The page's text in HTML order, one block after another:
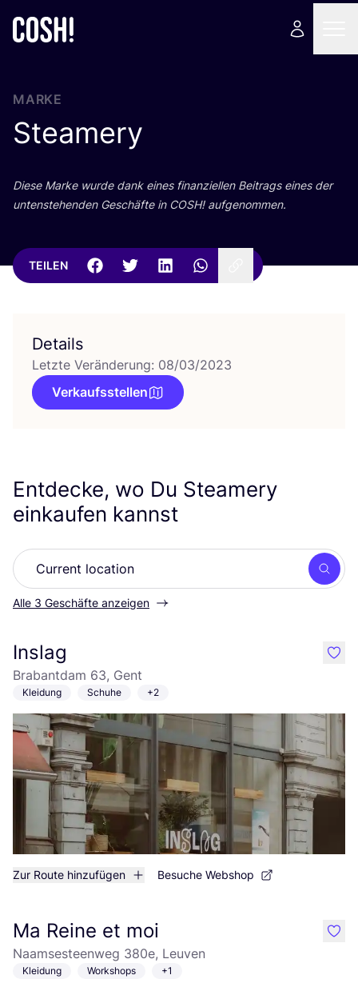
MARKE
Steamery
Die­se Mar­ke wur­de dank eines finan­zi­el­len Bei­trags eines der
unten­ste­hen­den Geschäf­te in COSH! aufgenommen.
TEILEN
Details
Letzte Veränderung: 08/03/2023
Verkaufsstellen
Entdecke, wo Du Steamery
einkaufen kannst
Alle 3 Geschäfte anzeigen
Inslag
Brabantdam 63, Gent
Kleidung Schuhe +2
Zur Route hinzufügen Besuche Webshop
like
Ma Reine et moi
Naamsesteenweg 380e, Leuven
Kleidung Workshops +1
like